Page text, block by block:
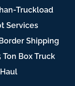
Truckload
Services
Shipping
Ton Box Truck